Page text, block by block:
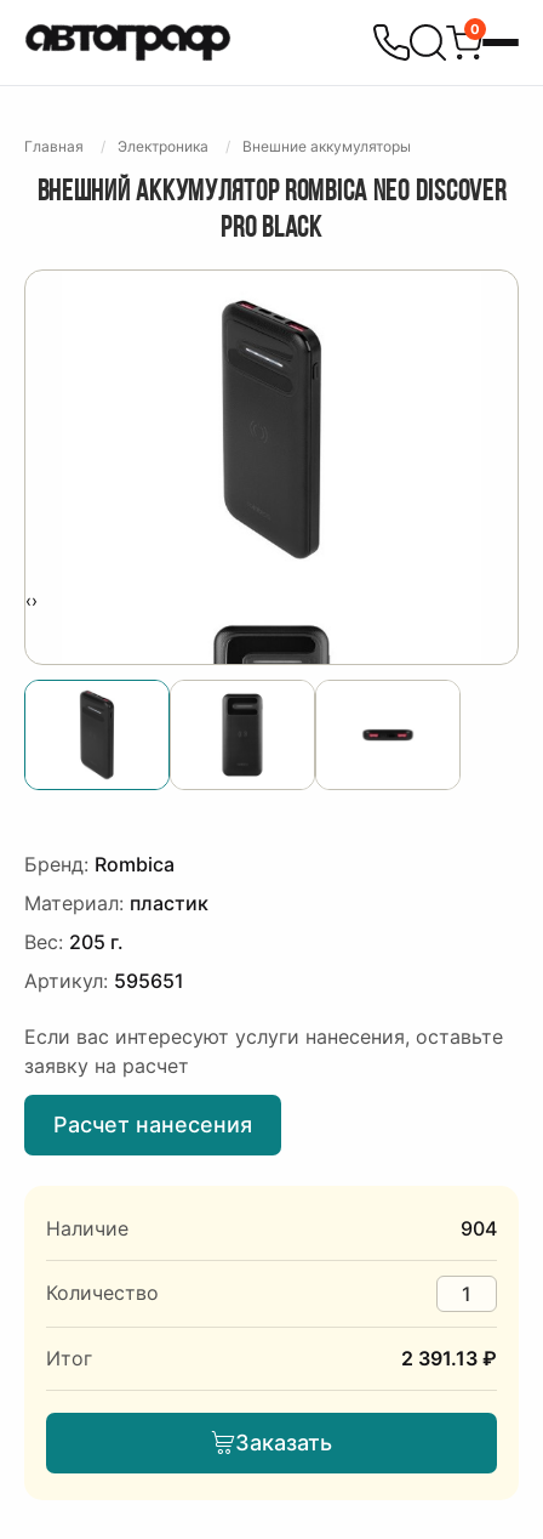
0
Главная Электроника Внешние аккумуляторы
ВНЕШНИЙ АККУМУЛЯТОР ROMBICA NEO DISCOVER
PRO BLACK
‹›
Бренд: Rombica
Материал: пластик
Вес: 205 г.
Артикул: 595651
Если вас интересуют услуги нанесения, оставьте
заявку на расчет
Расчет нанесения
Наличие 904
Количество
Итог 2 391.13 ₽
Заказать